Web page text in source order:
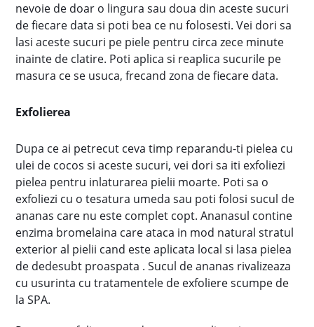
nevoie de doar o lingura sau doua din aceste sucuri
de fiecare data si poti bea ce nu folosesti. Vei dori sa
lasi aceste sucuri pe piele pentru circa zece minute
inainte de clatire. Poti aplica si reaplica sucurile pe
masura ce se usuca, frecand zona de fiecare data.
Exfolierea
Dupa ce ai petrecut ceva timp reparandu-ti pielea cu
ulei de cocos si aceste sucuri, vei dori sa iti exfoliezi
pielea pentru inlaturarea pielii moarte. Poti sa o
exfoliezi cu o tesatura umeda sau poti folosi sucul de
ananas care nu este complet copt. Ananasul contine
enzima bromelaina care ataca in mod natural stratul
exterior al pielii cand este aplicata local si lasa pielea
de dedesubt proaspata . Sucul de ananas rivalizeaza
cu usurinta cu tratamentele de exfoliere scumpe de
la SPA.